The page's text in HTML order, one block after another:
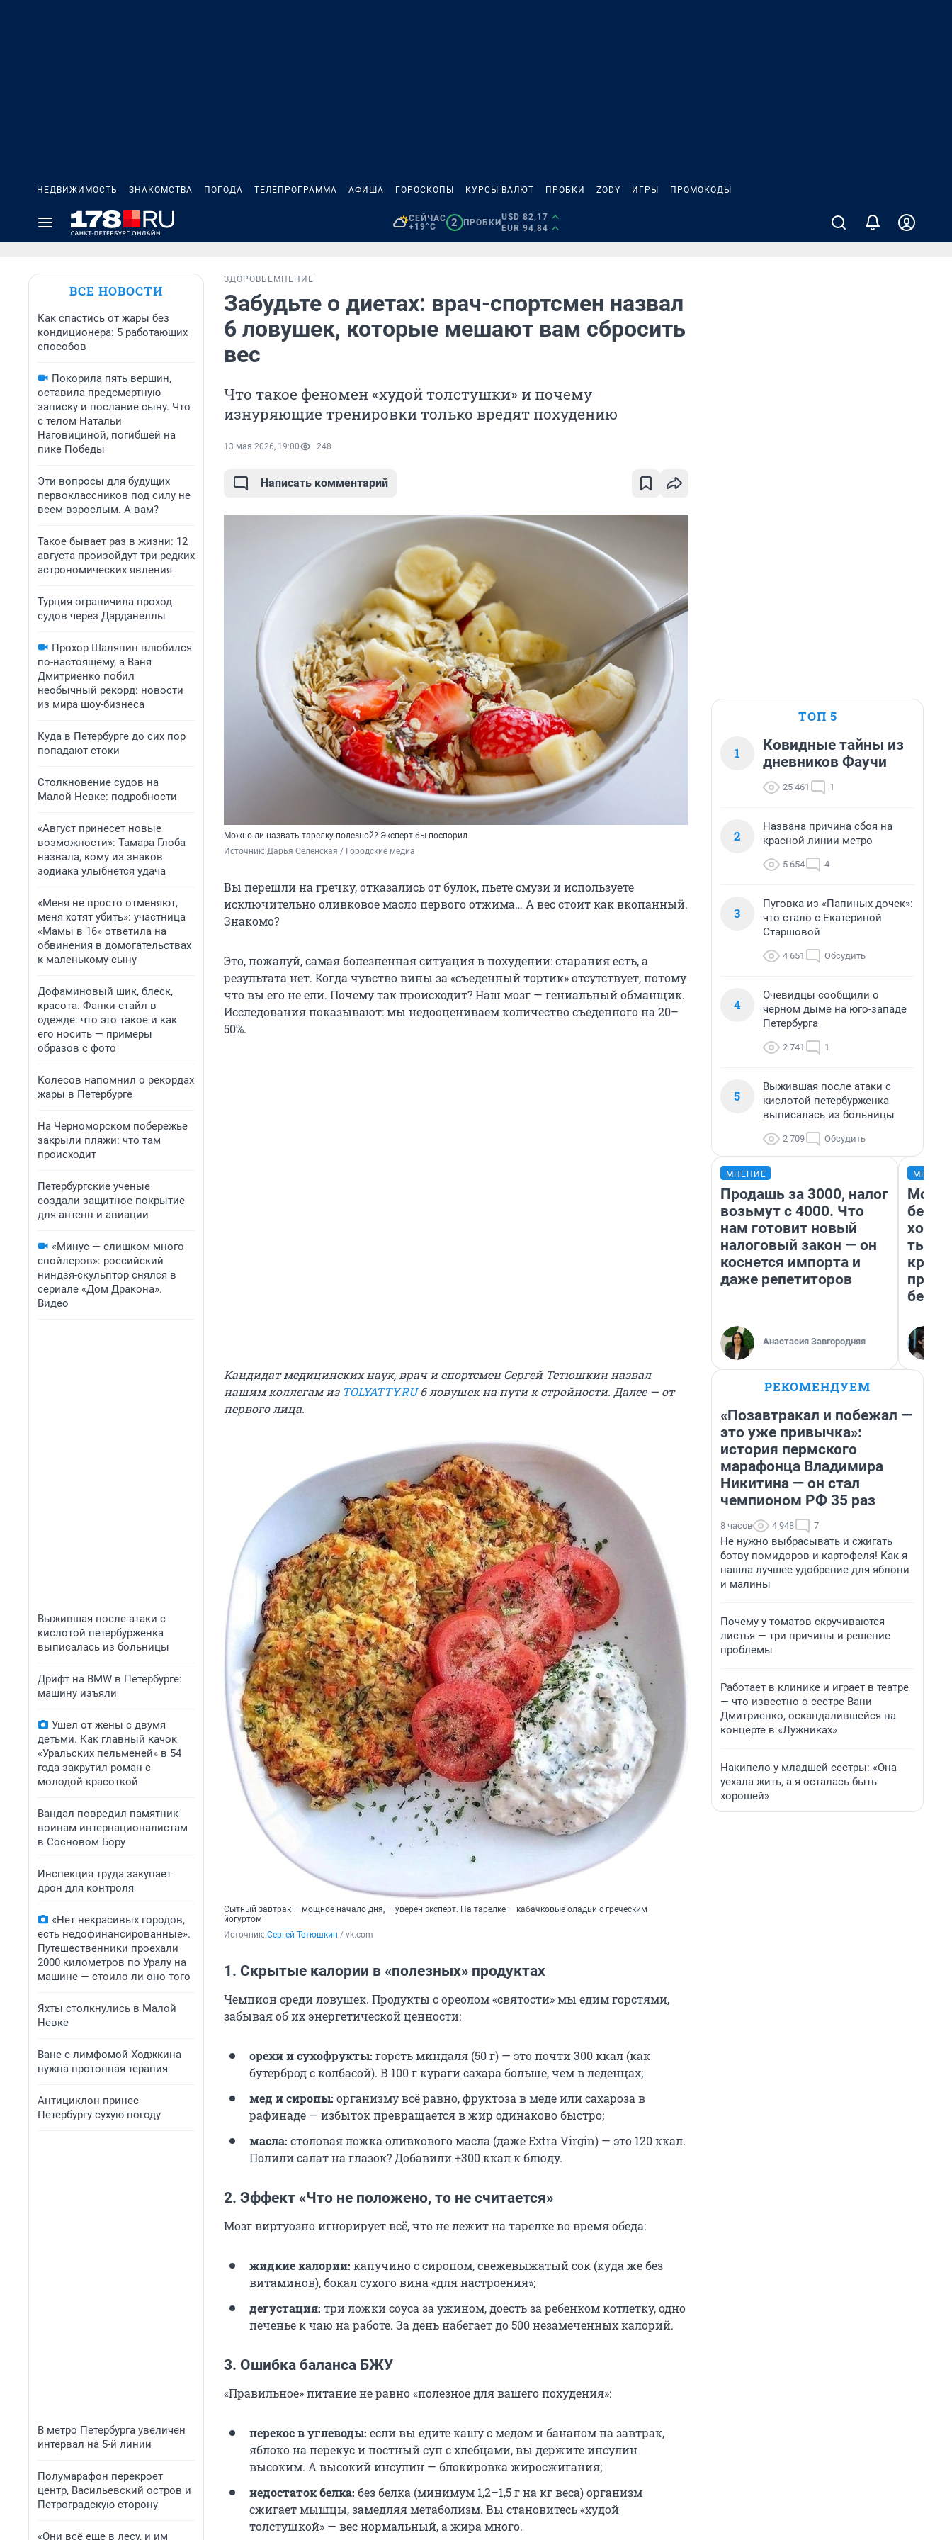
НЕДВИЖИМОСТЬ ЗНАКОМСТВА ПОГОДА ТЕЛЕПРОГРАММА АФИША ГОРОСКОПЫ КУРСЫ ВАЛЮТ ПРОБКИ ZODY ИГРЫ ПРОМОКОДЫ
СЕЙЧАС
+19°C
2 ПРОБКИ
USD 82,17
EUR 94,84
ВСЕ НОВОСТИ
Как спастись от жары без
кондиционера: 5 работающих
способов
Покорила пять вершин,
оставила предсмертную
записку и послание сыну. Что
с телом Натальи
Наговициной, погибшей на
пике Победы
Эти вопросы для будущих
первоклассников под силу не
всем взрослым. А вам?
Такое бывает раз в жизни: 12
августа произойдут три редких
астрономических явления
Турция ограничила проход
судов через Дарданеллы
Прохор Шаляпин влюбился
по-настоящему, а Ваня
Дмитриенко побил
необычный рекорд: новости
из мира шоу-бизнеса
Куда в Петербурге до сих пор
попадают стоки
Столкновение судов на
Малой Невке: подробности
«Август принесет новые
возможности»: Тамара Глоба
назвала, кому из знаков
зодиака улыбнется удача
«Меня не просто отменяют,
меня хотят убить»: участница
«Мамы в 16» ответила на
обвинения в домогательствах
к маленькому сыну
Дофаминовый шик, блеск,
красота. Фанки-стайл в
одежде: что это такое и как
его носить — примеры
образов с фото
Колесов напомнил о рекордах
жары в Петербурге
На Черноморском побережье
закрыли пляжи: что там
происходит
Петербургские ученые
создали защитное покрытие
для антенн и авиации
«Минус — слишком много
спойлеров»: российский
ниндзя-скульптор снялся в
сериале «Дом Дракона».
Видео
Выжившая после атаки с
кислотой петербурженка
выписалась из больницы
Дрифт на BMW в Петербурге:
машину изъяли
Ушел от жены с двумя
детьми. Как главный качок
«Уральских пельменей» в 54
года закрутил роман с
молодой красоткой
Вандал повредил памятник
воинам-интернационалистам
в Сосновом Бору
Инспекция труда закупает
дрон для контроля
«Нет некрасивых городов,
есть недофинансированные».
Путешественники проехали
2000 километров по Уралу на
машине — стоило ли оно того
Яхты столкнулись в Малой
Невке
Ване с лимфомой Ходжкина
нужна протонная терапия
Антициклон принес
Петербургу сухую погоду
В метро Петербурга увеличен
интервал на 5-й линии
Полумарафон перекроет
центр, Васильевский остров и
Петроградскую сторону
«Они всё еще в лесу, и им
ЗДОРОВЬЕ МНЕНИЕ
Забудьте о диетах: врач-спортсмен назвал
6 ловушек, которые мешают вам сбросить
вес
Что такое феномен «худой толстушки» и почему
изнуряющие тренировки только вредят похудению
13 мая 2026, 19:00 248
Написать комментарий
Можно ли назвать тарелку полезной? Эксперт бы поспорил
Источник: Дарья Селенская / Городские медиа
Вы перешли на гречку, отказались от булок, пьете смузи и используете
исключительно оливковое масло первого отжима… А вес стоит как вкопанный.
Знакомо?
Это, пожалуй, самая болезненная ситуация в похудении: старания есть, а
результата нет. Когда чувство вины за «съеденный тортик» отсутствует, потому
что вы его не ели. Почему так происходит? Наш мозг — гениальный обманщик.
Исследования показывают: мы недооцениваем количество съеденного на 20–
50%.
Кандидат медицинских наук, врач и спортсмен Сергей Тетюшкин назвал
нашим коллегам из TOLYATTY.RU6 ловушек на пути к стройности. Далее — от
первого лица.
Сытный завтрак — мощное начало дня, — уверен эксперт. На тарелке — кабачковые оладьи с греческим
йогуртом
Источник: Сергей Тетюшкин / vk.com
1. Скрытые калории в «полезных» продуктах
Чемпион среди ловушек. Продукты с ореолом «святости» мы едим горстями,
забывая об их энергетической ценности:
орехи и сухофрукты: горсть миндаля (50 г) — это почти 300 ккал (как
бутерброд с колбасой). В 100 г кураги сахара больше, чем в леденцах;
мед и сиропы: организму всё равно, фруктоза в меде или сахароза в
рафинаде — избыток превращается в жир одинаково быстро;
масла: столовая ложка оливкового масла (даже Extra Virgin) — это 120 ккал.
Полили салат на глазок? Добавили +300 ккал к блюду.
2. Эффект «Что не положено, то не считается»
Мозг виртуозно игнорирует всё, что не лежит на тарелке во время обеда:
жидкие калории: капучино с сиропом, свежевыжатый сок (куда же без
витаминов), бокал сухого вина «для настроения»;
дегустация: три ложки соуса за ужином, доесть за ребенком котлетку, одно
печенье к чаю на работе. За день набегает до 500 незамеченных калорий.
3. Ошибка баланса БЖУ
«Правильное» питание не равно «полезное для вашего похудения»:
перекос в углеводы: если вы едите кашу с медом и бананом на завтрак,
яблоко на перекус и постный суп с хлебцами, вы держите инсулин
высоким. А высокий инсулин — блокировка жиросжигания;
недостаток белка: без белка (минимум 1,2–1,5 г на кг веса) организм
сжигает мышцы, замедляя метаболизм. Вы становитесь «худой
толстушкой» — вес нормальный, а жира много.
ТОП 5
1
Ковидные тайны из
дневников Фаучи
25 461 1
2
Названа причина сбоя на
красной линии метро
5 654 4
3
Пуговка из «Папиных дочек»:
что стало с Екатериной
Старшовой
4 651 Обсудить
4
Очевидцы сообщили о
черном дыме на юго-западе
Петербурга
2 741 1
5
Выжившая после атаки с
кислотой петербурженка
выписалась из больницы
2 709 Обсудить
МНЕНИЕ
Продашь за 3000, налог
возьмут с 4000. Что
нам готовит новый
налоговый закон — он
коснется импорта и
даже репетиторов
Анастасия Завгородняя
Мой
РЕКОМЕНДУЕМ
«Позавтракал и побежал —
это уже привычка»:
история пермского
марафонца Владимира
Никитина — он стал
чемпионом РФ 35 раз
8 часов 4 948 7
Не нужно выбрасывать и сжигать
ботву помидоров и картофеля! Как я
нашла лучшее удобрение для яблони
и малины
Почему у томатов скручиваются
листья — три причины и решение
проблемы
Работает в клинике и играет в театре
— что известно о сестре Вани
Дмитриенко, оскандалившейся на
концерте в «Лужниках»
Накипело у младшей сестры: «Она
уехала жить, а я осталась быть
хорошей»